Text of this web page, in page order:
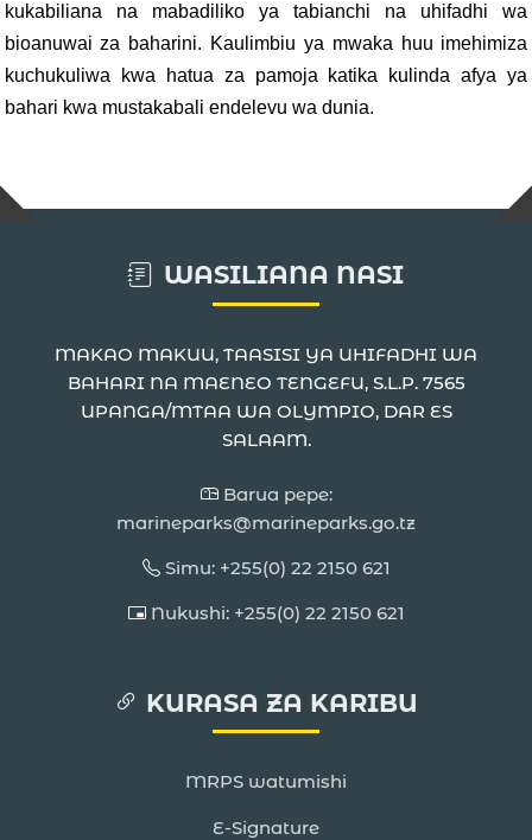
kukabiliana na mabadiliko ya tabianchi na uhifadhi wa
bioanuwai za baharini. Kaulimbiu ya mwaka huu imehimiza
kuchukuliwa kwa hatua za pamoja katika kulinda afya ya
bahari kwa mustakabali endelevu wa dunia.
WASILIANA NASI
MAKAO MAKUU, TAASISI YA UHIFADHI WA
BAHARI NA MAENEO TENGEFU, S.L.P. 7565
UPANGA/MTAA WA OLYMPIO, DAR ES
SALAAM.
Barua pepe:
marineparks@marineparks.go.tz
Simu: +255(0) 22 2150 621
Nukushi: +255(0) 22 2150 621
KURASA ZA KARIBU
MRPS watumishi
E-Signature